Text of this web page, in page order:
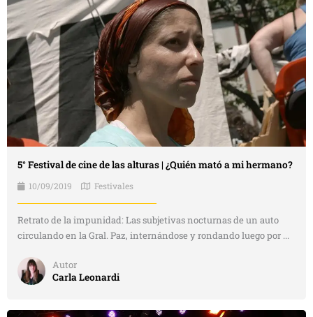
5° Festival de cine de las alturas | ¿Quién mató a mi hermano?
10/09/2019 Festivales
Retrato de la impunidad: Las subjetivas nocturnas de un auto
circulando en la Gral. Paz, internándose y rondando luego por ...
Autor
Carla Leonardi